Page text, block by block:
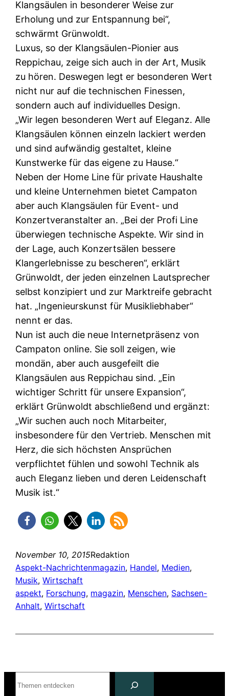
Klangsäulen in besonderer Weise zur
Erholung und zur Entspannung bei“,
schwärmt Grünwoldt.
Luxus, so der Klangsäulen-Pionier aus
Reppichau, zeige sich auch in der Art, Musik
zu hören. Deswegen legt er besonderen Wert
nicht nur auf die technischen Finessen,
sondern auch auf individuelles Design.
„Wir legen besonderen Wert auf Eleganz. Alle
Klangsäulen können einzeln lackiert werden
und sind aufwändig gestaltet, kleine
Kunstwerke für das eigene zu Hause.“
Neben der Home Line für private Haushalte
und kleine Unternehmen bietet Campaton
aber auch Klangsäulen für Event- und
Konzertveranstalter an. „Bei der Profi Line
überwiegen technische Aspekte. Wir sind in
der Lage, auch Konzertsälen bessere
Klangerlebnisse zu bescheren“, erklärt
Grünwoldt, der jeden einzelnen Lautsprecher
selbst konzipiert und zur Marktreife gebracht
hat. „Ingenieurskunst für Musikliebhaber“
nennt er das.
Nun ist auch die neue Internetpräsenz von
Campaton online. Sie soll zeigen, wie
mondän, aber auch ausgefeilt die
Klangsäulen aus Reppichau sind. „Ein
wichtiger Schritt für unsere Expansion“,
erklärt Grünwoldt abschließend und ergänzt:
„Wir suchen auch noch Mitarbeiter,
insbesondere für den Vertrieb. Menschen mit
Herz, die sich höchsten Ansprüchen
verpflichtet fühlen und sowohl Technik als
auch Eleganz lieben und deren Leidenschaft
Musik ist.“
November 10, 2015Redaktion
Aspekt-Nachrichtenmagazin, Handel, Medien
Musik, Wirtschaft
aspekt, Forschung, magazin, Menschen, Sachsen-
Anhalt, Wirtschaft